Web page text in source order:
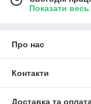
Показати
Про нас
Контакти
Доставка та